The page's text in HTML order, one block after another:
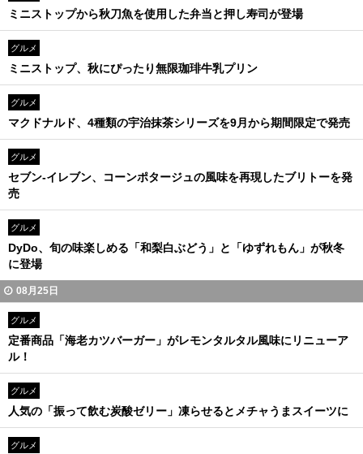
ミニストップから秋刀魚を使用した弁当と押し寿司が登場
グルメ
ミニストップ、秋にぴったり無限珈琲牛乳プリン
グルメ
マクドナルド、4種類の宇治抹茶シリーズを9月から期間限定で発売
グルメ
セブン-イレブン、コーンポタージュの風味を再現したブリトーを発
売
グルメ
DyDo、旬の味楽しめる「和梨白ぶどう」と「ゆずれもん」が秋冬
に登場
08月25日
グルメ
定番商品「海老カツバーガー」がレモンタルタル風味にリニューア
ル！
グルメ
人気の「振って飲む炭酸ゼリー」凍らせるとメチャうまスイーツに
グルメ